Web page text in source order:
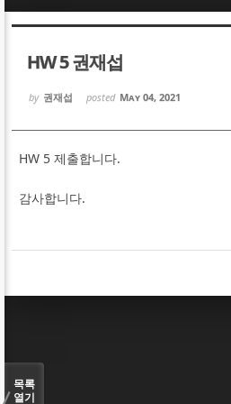
HW 5 권재섭
by 권재섭 posted May 04, 2021
HW 5 제출합니다.
감사합니다.
목록
열기
Sketchbook5, 스케
Sketchbook5, 스케
Sketchbook5, 스케
Sketchbook5, 스케